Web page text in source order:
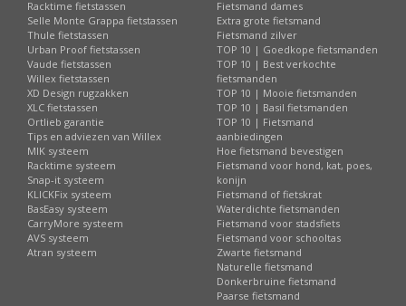
Racktime fietstassen
Selle Monte Grappa fietstassen
Thule fietstassen
Urban Proof fietstassen
Vaude fietstassen
Willex fietstassen
XD Design rugzakken
XLC fietstassen
Ortlieb garantie
Tips en adviezen van Willex
MIK systeem
Racktime systeem
Snap-it systeem
KLICKFix systeem
BasEasy systeem
CarryMore systeem
AVS systeem
Atran systeem
Fietsmand dames
Extra grote fietsmand
Fietsmand zilver
TOP 10 | Goedkope fietsmanden
TOP 10 | Best verkochte
fietsmanden
TOP 10 | Mooie fietsmanden
TOP 10 | Basil fietsmanden
TOP 10 | Fietsmand
aanbiedingen
Hoe fietsmand bevestigen
Fietsmand voor hond, kat, poes,
konijn
Fietsmand of fietskrat
Waterdichte fietsmanden
Fietsmand voor stadsfiets
Fietsmand voor schooltas
Zwarte fietsmand
Naturelle fietsmand
Donkerbruine fietsmand
Paarse fietsmand